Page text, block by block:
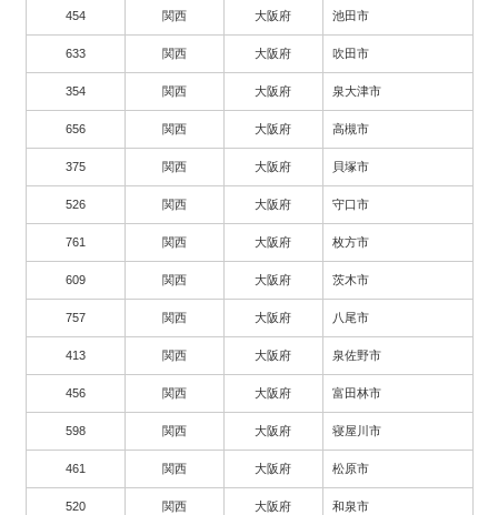
454 関西 大阪府 池田市
633 関西 大阪府 吹田市
354 関西 大阪府 泉大津市
656 関西 大阪府 高槻市
375 関西 大阪府 貝塚市
526 関西 大阪府 守口市
761 関西 大阪府 枚方市
609 関西 大阪府 茨木市
757 関西 大阪府 八尾市
413 関西 大阪府 泉佐野市
456 関西 大阪府 富田林市
598 関西 大阪府 寝屋川市
461 関西 大阪府 松原市
520 関西 大阪府 和泉市